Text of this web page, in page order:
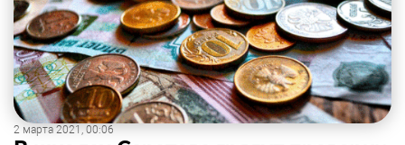
2 марта 2021, 00:06